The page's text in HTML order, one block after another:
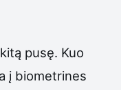
pusę. Kuo
į biometrines